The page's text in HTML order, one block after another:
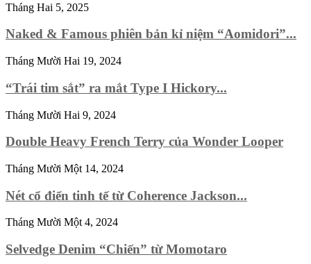
Tháng Hai 5, 2025
Naked & Famous phiên bản kỉ niệm “Aomidori”...
Tháng Mười Hai 19, 2024
“Trái tim sắt” ra mắt Type I Hickory...
Tháng Mười Hai 9, 2024
Double Heavy French Terry của Wonder Looper
Tháng Mười Một 14, 2024
Nét cổ điển tinh tế từ Coherence Jackson...
Tháng Mười Một 4, 2024
Selvedge Denim “Chiến” từ Momotaro